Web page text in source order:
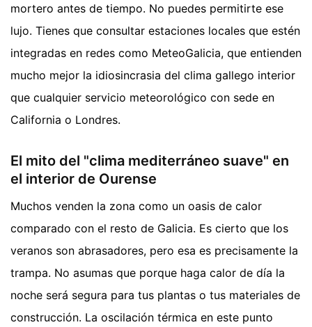
mortero antes de tiempo. No puedes permitirte ese
lujo. Tienes que consultar estaciones locales que estén
integradas en redes como MeteoGalicia, que entienden
mucho mejor la idiosincrasia del clima gallego interior
que cualquier servicio meteorológico con sede en
California o Londres.
El mito del "clima mediterráneo suave" en
el interior de Ourense
Muchos venden la zona como un oasis de calor
comparado con el resto de Galicia. Es cierto que los
veranos son abrasadores, pero esa es precisamente la
trampa. No asumas que porque haga calor de día la
noche será segura para tus plantas o tus materiales de
construcción. La oscilación térmica en este punto